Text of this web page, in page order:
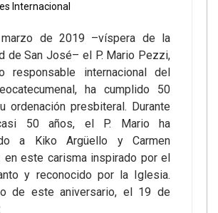
Internacional
de 2019 –víspera de la
de San José– el P. Mario Pezzi,
responsable internacional del
ha cumplido 50
ordenación presbiteral. Durante
50 años, el P. Mario ha
a Kiko Argüello y Carmen
en este carisma inspirado por el
y reconocido por la Iglesia.
de este aniversario, el 19 de